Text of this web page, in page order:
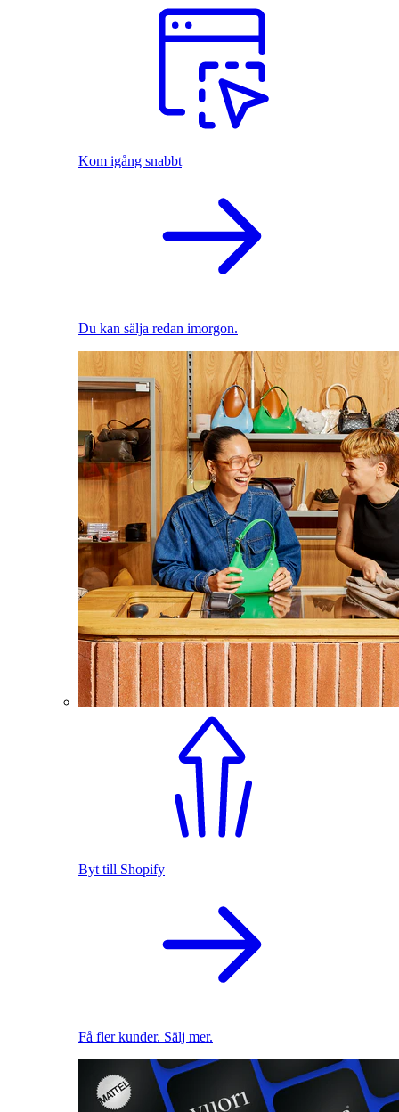
Kom igång snabbt
Du kan sälja redan imorgon.
Byt till Shopify
Få fler kunder. Sälj mer.